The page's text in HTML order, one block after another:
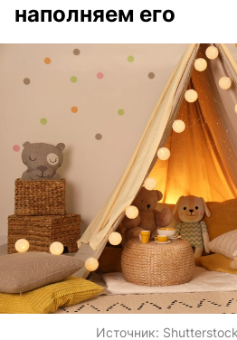
наполняем его
Источник: